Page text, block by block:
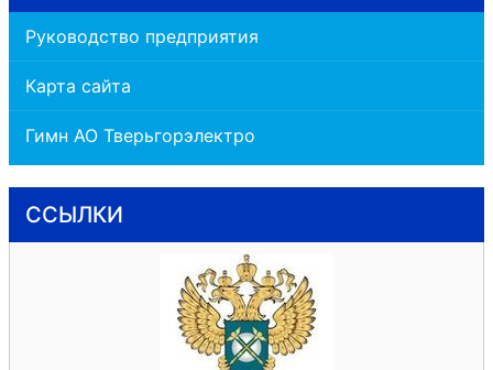
Руководство предприятия
Карта сайта
Гимн АО Тверьгорэлектро
ССЫЛКИ